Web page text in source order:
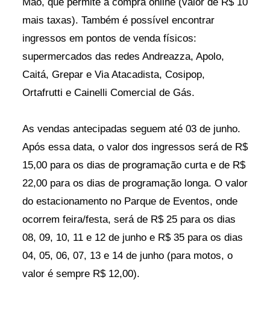
mais taxas). Também é possível encontrar
ingressos em pontos de venda físicos:
supermercados das redes Andreazza, Apolo,
Caitá, Grepar e Via Atacadista, Cosipop,
Ortafrutti e Cainelli Comercial de Gás.
As vendas antecipadas seguem até 03 de junho.
Após essa data, o valor dos ingressos será de R$
15,00 para os dias de programação curta e de R$
22,00 para os dias de programação longa. O valor
do estacionamento no Parque de Eventos, onde
ocorrem feira/festa, será de R$ 25 para os dias
08, 09, 10, 11 e 12 de junho e R$ 35 para os dias
04, 05, 06, 07, 13 e 14 de junho (para motos, o
valor é sempre R$ 12,00).